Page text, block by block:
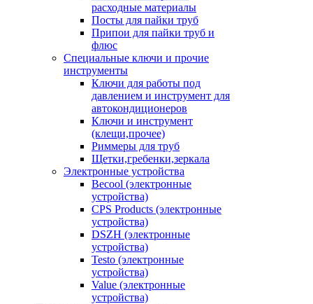
расходные материалы
Посты для пайки труб
Припои для пайки труб и
флюс
Специальные ключи и прочие
инструменты
Ключи для работы под
давлением и инструмент для
автокондиционеров
Ключи и инструмент
(клещи,прочее)
Риммеры для труб
Щетки,гребенки,зеркала
Электронные устройства
Becool (электронные
устройства)
CPS Products (электронные
устройства)
DSZH (электронные
устройства)
Testo (электронные
устройства)
Value (электронные
устройства)